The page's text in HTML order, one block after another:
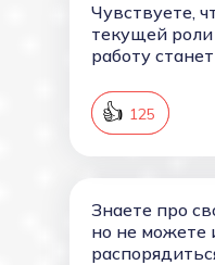
Знаете про
но не можете
Чувствуете,
текущей
работу
126
👍 125